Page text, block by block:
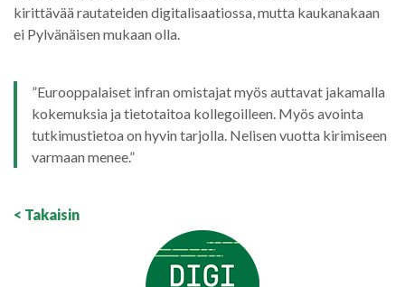
kirittävää rautateiden digitalisaatiossa, mutta kaukanakaan
ei Pylvänäisen mukaan olla.
”Eurooppalaiset infran omistajat myös auttavat jakamalla
kokemuksia ja tietotaitoa kollegoilleen. Myös avointa
tutkimustietoa on hyvin tarjolla. Nelisen vuotta kirimiseen
varmaan menee.”
< Takaisin